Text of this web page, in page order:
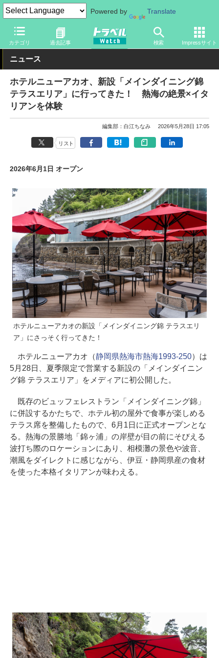
Powered by Translate
カテゴリ 過去記事 検索 Impressサイト
トラベル Watch 旅の情報 ホテル・旅館 宿泊
ニュース
ホテルニューアカオ、新設「メインダイニング錦
テラスエリア」に行ってきた！ 熱海の絶景×イタ
リアンを体験
編集部：白江ちなみ 2026年5月28日 17:05
リスト
2026年6月1日 オープン
ホテルニューアカオの新設「メインダイニング錦 テラスエリ
ア」にさっそく行ってきた！
ホテルニューアカオ（静岡県熱海市熱海1993-250）は
5月28日、夏季限定で営業する新設の「メインダイニン
グ錦 テラスエリア」をメディアに初公開した。
既存のビュッフェレストラン「メインダイニング錦」
に併設するかたちで、ホテル初の屋外で食事が楽しめる
テラス席を整備したもので、6月1日に正式オープンとな
る。熱海の景勝地「錦ヶ浦」の岸壁が目の前にそびえる
波打ち際のロケーションにあり、相模灘の景色や波音、
潮風をダイレクトに感じながら、伊豆・静岡県産の食材
を使った本格イタリアンが味わえる。